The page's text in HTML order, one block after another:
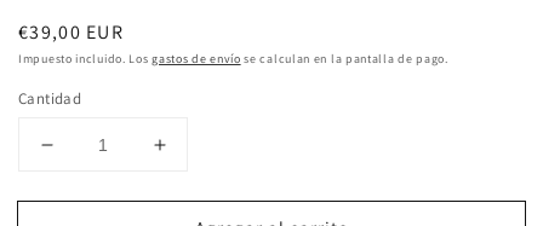
Precio
habitual
€39,00 EUR
Impuesto incluido. Losgastos de envío se calculan en la pantalla de pago.
Cantidad
Reducir
para
Aumentar
para